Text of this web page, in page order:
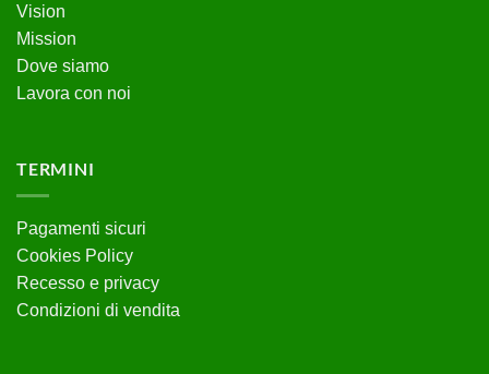
Vision
Mission
Dove siamo
Lavora con noi
TERMINI
Pagamenti sicuri
Cookies Policy
Recesso e privacy
Condizioni di vendita